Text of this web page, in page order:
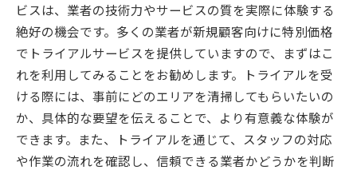
ビスは、業者の技術力やサービスの質を実際に体験する
絶好の機会です。多くの業者が新規顧客向けに特別価格
でトライアルサービスを提供していますので、まずはこ
れを利用してみることをお勧めします。トライアルを受
ける際には、事前にどのエリアを清掃してもらいたいの
か、具体的な要望を伝えることで、より有意義な体験が
できます。また、トライアルを通じて、スタッフの対応
や作業の流れを確認し、信頼できる業者かどうかを判断